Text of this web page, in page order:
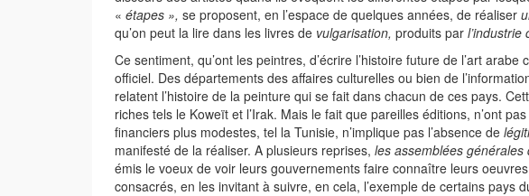
« étapes », se proposent, en l’espace de quelques années, de réaliser
qu’on peut la lire dans les livres de vulgarisation, produits par l’industrie
Ce sentiment, qu’ont les peintres, d’écrire l’histoire future de l’art
officiel. Des départements des affaires culturelles ou bien de
relatent l’histoire de la peinture qui se fait dans chacun de ces pays.
riches tels le Koweït et l’Irak. Mais le fait que pareilles éditions, n’ont
financiers plus modestes, tel la Tunisie, n’implique pas l’absence de
manifesté de la réaliser. A plusieurs reprises, les assemblées générales
émis le voeux de voir leurs gouvernements faire connaître leurs
consacrés, en les invitant à suivre, en cela, l’exemple de certains pays